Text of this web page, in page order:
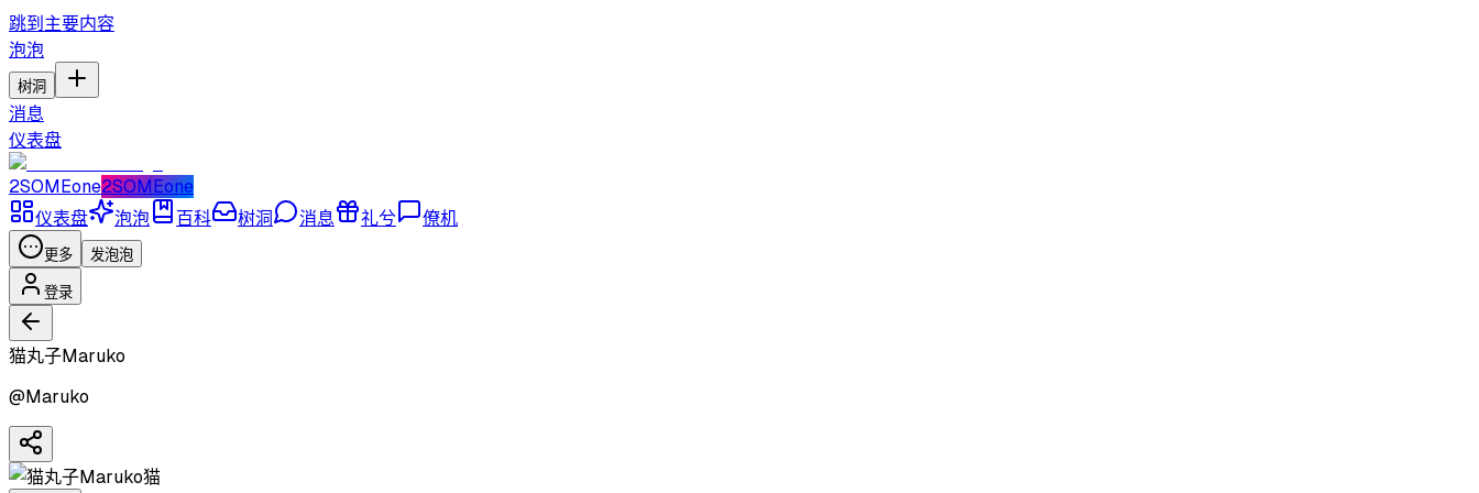
跳到主要内容
泡泡
树洞
消息
仪表盘
2SOMEone2SOMEone
仪表盘
泡泡 百科 树洞 消息 礼兮 僚机
更多 发泡泡
登录
猫丸子Maruko
@Maruko
猫